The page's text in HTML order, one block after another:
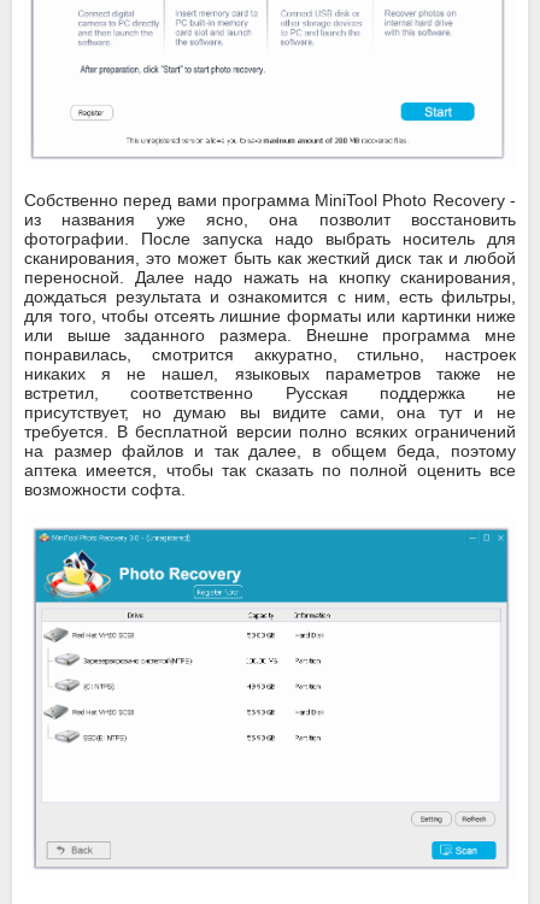
Собственно перед вами программа MiniTool Photo Recovery -
из названия уже ясно, она позволит восстановить
фотографии. После запуска надо выбрать носитель для
сканирования, это может быть как жесткий диск так и любой
переносной. Далее надо нажать на кнопку сканирования,
дождаться результата и ознакомится с ним, есть фильтры,
для того, чтобы отсеять лишние форматы или картинки ниже
или выше заданного размера. Внешне программа мне
понравилась, смотрится аккуратно, стильно, настроек
никаких я не нашел, языковых параметров также не
встретил, соответственно Русская поддержка не
присутствует, но думаю вы видите сами, она тут и не
требуется. В бесплатной версии полно всяких ограничений
на размер файлов и так далее, в общем беда, поэтому
аптека имеется, чтобы так сказать по полной оценить все
возможности софта.